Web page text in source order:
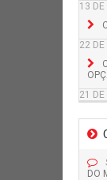
13 DE
22
21
DO